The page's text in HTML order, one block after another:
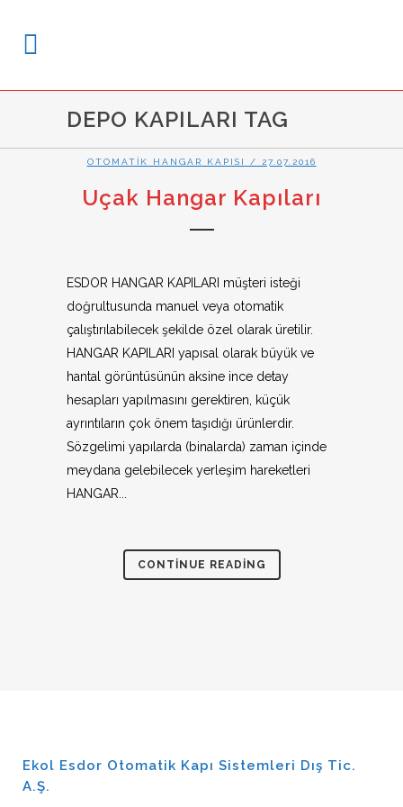
DEPO KAPILARI TAG
OTOMATIK HANGAR KAPISI / 27.07.2016
Uçak Hangar Kapıları
ESDOR HANGAR KAPILARI müşteri isteği
doğrultusunda manuel veya otomatik
çalıştırılabilecek şekilde özel olarak üretilir.
HANGAR KAPILARI yapısal olarak büyük ve
hantal görüntüsünün aksine ince detay
hesapları yapılmasını gerektiren, küçük
ayrıntıların çok önem taşıdığı ürünlerdir.
Sözgelimi yapılarda (binalarda) zaman içinde
meydana gelebilecek yerleşim hareketleri
HANGAR...
CONTINUE READING
Ekol Esdor Otomatik Kapı Sistemleri Dış Tic.
A.Ş.